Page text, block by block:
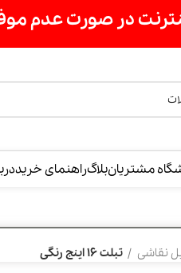
موفقیت جهت ثبت سفارش،
بلاگراهنمای خریددرباره ماتماس
16 اینج رنگی